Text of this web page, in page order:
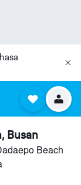
Busan
Beach